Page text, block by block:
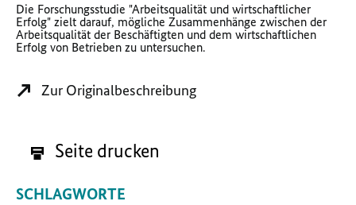
Die Forschungsstudie "Arbeitsqualität und wirtschaftlicher
Erfolg" zielt darauf, mögliche Zusammenhänge zwischen der
Arbeitsqualität der Beschäftigten und dem wirtschaftlichen
Erfolg von Betrieben zu untersuchen.
Zur Originalbeschreibung
Seite drucken
SCHLAGWORTE